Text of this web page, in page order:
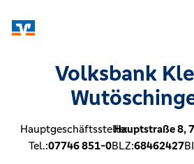
Volksbank
Hauptgeschäftsstelle:Hauptstraße 8,
Tel.:07746 851-0BLZ:68462427